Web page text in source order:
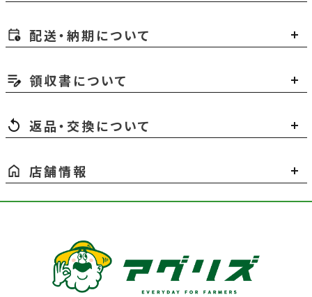
配送・納期について
領収書について
返品・交換について
店舗情報